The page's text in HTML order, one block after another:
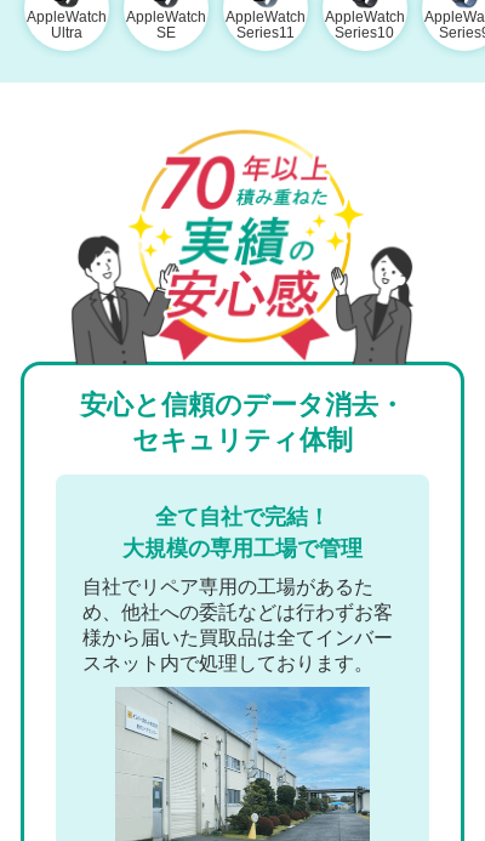
AppleWatch
Ultra
AppleWatch
SE
AppleWatch
Series11
AppleWatch
Series10
Series9
安心と信頼のデータ消去・
セキュリティ体制
全て自社で完結！
大規模の専用工場で管理
自社でリペア専用の工場があるた
め、他社への委託などは行わずお客
様から届いた買取品は全てインバー
スネット内で処理しております。